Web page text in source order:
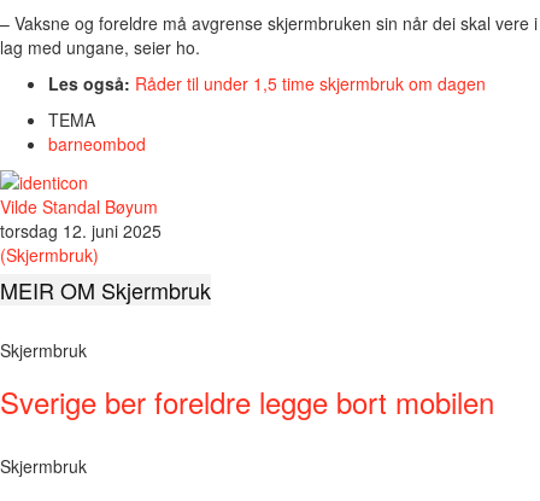
– Vaksne og foreldre må avgrense skjermbruken sin når dei skal vere i
lag med ungane, seier ho.
Les også: Råder til under 1,5 time skjermbruk om dagen
TEMA
barneombod
Vilde Standal Bøyum
torsdag 12. juni 2025
(Skjermbruk)
MEIR OM Skjermbruk
Skjermbruk
Sverige ber foreldre legge bort mobilen
Skjermbruk